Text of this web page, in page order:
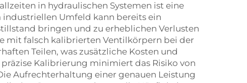
in hydraulischen Systemen ist eine
Umfeld kann bereits ein
bringen und zu erheblichen Verlusten
mit falsch kalibrierten Ventilkörpern bei der
Teilen, was zusätzliche Kosten und
Kalibrierung minimiert das Risiko von
Aufrechterhaltung einer genauen Leistung